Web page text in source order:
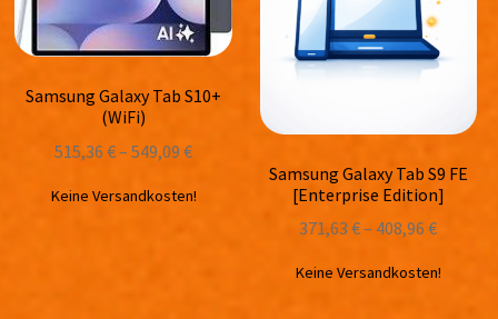
Samsung Galaxy Tab S10+
(WiFi)
515,36€–549,09€
Keine Versandkosten!
Samsung Galaxy Tab S9 FE
[Enterprise Edition]
371,63€– 408,96€
Keine Versandkosten!